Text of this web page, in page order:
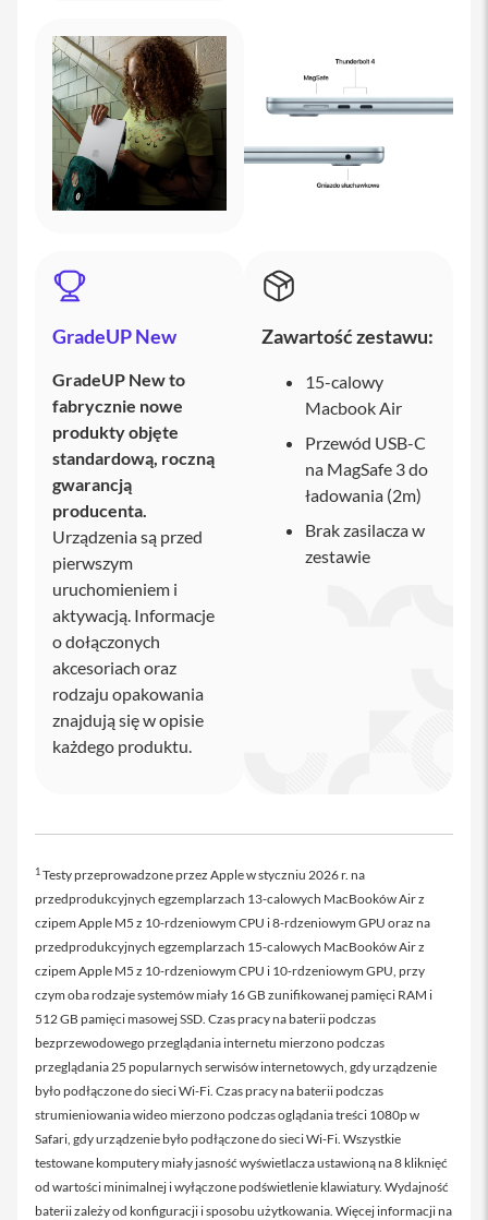
o
n
e
iPad
i
P
a
i
r
i
d
A
i
r
1
1
i
P
a
A
i
r
1
3
P
a
i
a
d
P
o
1
1
P
a
d
P
r
o
1
2
GradeUP New
GradeUP New to
fabrycznie nowe
produkty objęte
standardową, roczną
gwarancją
producenta.
Urządzenia są przed
pierwszym
uruchomieniem i
aktywacją. Informacje
o dołączonych
akcesoriach oraz
rodzaju opakowania
znajdują się w opisie
każdego produktu.
Zawartość zestawu:
15-calowy
Macbook Air
Przewód USB-C
na MagSafe 3 do
ładowania (2m)
Brak zasilacza w
zestawie
1 Testy przeprowadzone przez Apple w styczniu 2026 r. na
przedprodukcyjnych egzemplarzach 13‑calowych MacBooków Air z
czipem Apple M5 z 10‑rdzeniowym CPU i 8‑rdzeniowym GPU oraz na
przedprodukcyjnych egzemplarzach 15‑calowych MacBooków Air z
czipem Apple M5 z 10‑rdzeniowym CPU i 10‑rdzeniowym GPU, przy
czym oba rodzaje systemów miały 16 GB zunifikowanej pamięci RAM i
512 GB pamięci masowej SSD. Czas pracy na baterii podczas
bezprzewodowego przeglądania internetu mierzono podczas
przeglądania 25 popularnych serwisów internetowych, gdy urządzenie
było podłączone do sieci Wi‑Fi. Czas pracy na baterii podczas
strumieniowania wideo mierzono podczas oglądania treści 1080p w
Safari, gdy urządzenie było podłączone do sieci Wi‑Fi. Wszystkie
testowane komputery miały jasność wyświetlacza ustawioną na 8 kliknięć
od wartości minimalnej i wyłączone podświetlenie klawiatury. Wydajność
baterii zależy od konfiguracji i sposobu użytkowania. Więcej informacji na